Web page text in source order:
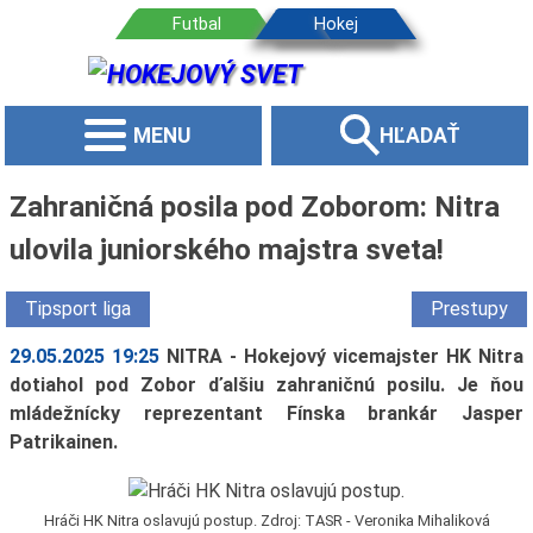
MENU HĽADAŤ
Zahraničná posila pod Zoborom: Nitra
ulovila juniorského majstra sveta!
Tipsport liga Prestupy
29.05.2025 19:25 NITRA - Hokejový vicemajster HK Nitra
dotiahol pod Zobor ďalšiu zahraničnú posilu. Je ňou
mládežnícky reprezentant Fínska brankár Jasper
Patrikainen.
Hráči HK Nitra oslavujú postup. Zdroj: TASR - Veronika Mihaliková